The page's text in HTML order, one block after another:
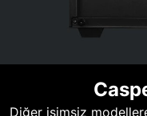
Diğer isimsiz